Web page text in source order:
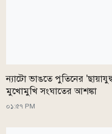
ন্যাটো ভাঙতে পুতিনের
মুখোমুখি সংঘাতের আশঙ্কা
০১:৫৭ PM